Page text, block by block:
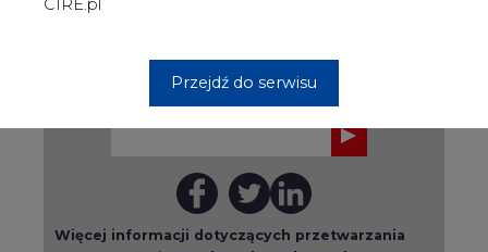
wszystkie artykuły